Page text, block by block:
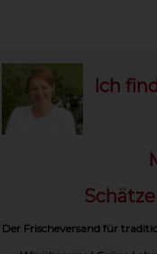
Ich
Der Frischeversand für